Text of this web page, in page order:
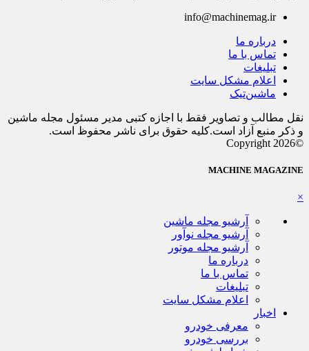
info@machinemag.ir
درباره ما
تماس با ما
تبلیغات
اعلام مشکل سایت
ماشین‌تیک
نقل مطالب و تصاویر فقط با اجازه کتبی مدیر مسئول مجله ماشین
و ذکر منبع آزاد است.کلیه حقوق برای ناشر محفوظ است.
©Copyright 2026
MACHINE MAGAZINE
×
آرشیو مجله ماشین
آرشیو مجله نوآور
آرشیو مجله موتور
درباره ما
تماس با ما
تبلیغات
اعلام مشکل سایت
اخبار
معرفی خودرو
بررسی خودرو